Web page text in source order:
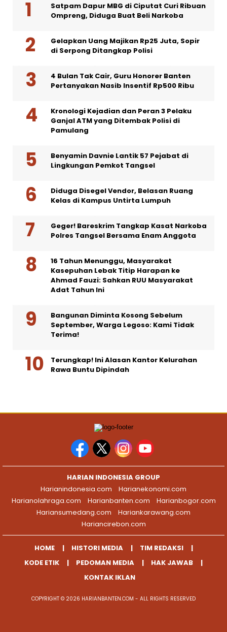
Satpam Dapur MBG di Ciputat Curi Ribuan
Ompreng, Diduga Buat Beli Narkoba
Gelapkan Uang Majikan Rp25 Juta, Sopir
di Serpong Ditangkap Polisi
4 Bulan Tak Cair, Guru Honorer Banten
Pertanyakan Nasib Insentif Rp500 Ribu
Kronologi Kejadian dan Peran 3 Pelaku
Ganjal ATM yang Ditembak Polisi di
Pamulang
Benyamin Davnie Lantik 57 Pejabat di
Lingkungan Pemkot Tangsel
Diduga Disegel Vendor, Belasan Ruang
Kelas di Kampus Untirta Lumpuh
Geger! Bareskrim Tangkap Kasat Narkoba
Polres Tangsel Bersama Enam Anggota
16 Tahun Menunggu, Masyarakat
Kasepuhan Lebak Titip Harapan ke
Ahmad Fauzi: Sahkan RUU Masyarakat
Adat Tahun Ini
Bangunan Diminta Kosong Sebelum
September, Warga Legoso: Kami Tidak
Terima!
Terungkap! Ini Alasan Kantor Kelurahan
Rawa Buntu Dipindah
HARIAN INDONESIA GROUP
Harianindonesia.com
Harianekonomi.com
Harianolahraga.com
Harianbanten.com
Harianbogor.com
Hariansumedang.com
Hariankarawang.com
Hariancirebon.com
HOME HISTORI MEDIA
TIM REDAKSI
KODE ETIK
PEDOMAN MEDIA
HAK JAWAB
KONTAK IKLAN
COPYRIGHT © 2026 HARIANBANTEN.COM - ALL RIGHTS RESERVED